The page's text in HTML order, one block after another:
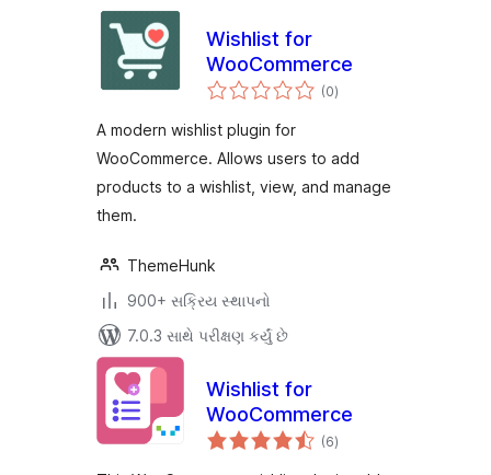
Wishlist for
WooCommerce
(0કુલ
રેટિંગ્સ
)
A modern wishlist plugin for
WooCommerce. Allows users to add
products to a wishlist, view, and manage
them.
ThemeHunk
900+ સક્રિય સ્થાપનો
7.0.3 સાથે પરીક્ષણ કર્યું છે
Wishlist for
WooCommerce
(6કુલ
રેટિંગ્સ
)